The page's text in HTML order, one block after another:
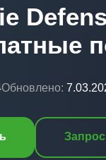
Обновлено: